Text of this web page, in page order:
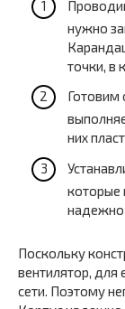
нужно
точки, в
Готовим
них
которые
надежно
Поскольку
вентилятор,
сети. Поэтому